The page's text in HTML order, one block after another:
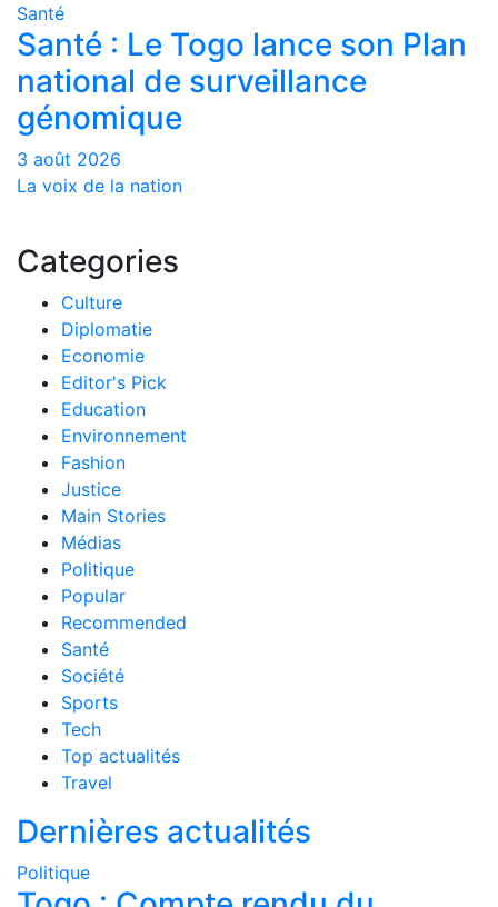
Santé
Santé : Le Togo lance son Plan
national de surveillance
génomique
3 août 2026
La voix de la nation
Categories
Culture
Diplomatie
Economie
Editor's Pick
Education
Environnement
Fashion
Justice
Main Stories
Médias
Politique
Popular
Recommended
Santé
Société
Sports
Tech
Top actualités
Travel
Dernières actualités
Politique